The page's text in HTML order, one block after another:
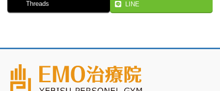
Threads LINE